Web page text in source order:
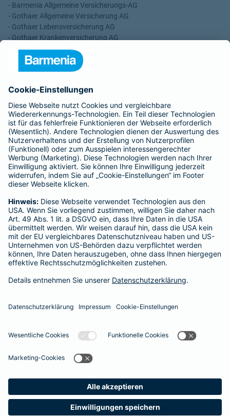
- Barmenia Allgemeine Versicherungs-AG
- Gothaer Allgemeine Versicherung AG
- Gothaer Lebensversicherung AG
- Gothaer Krankenversicherung AG
- ROLAND Rechtsschutz-Versicherungs-AG
- ROLAND Schutzbrief-Versicherung AG
Vergütungen, die in der zu entrichtenden Versicherungsprämie
enthalten sind.
Schlichtungsstellen
Für Lebens- und Sachversicherungen:
Verein Versicherungsombudsmann eV,
Postfach 080632, 10006 Berlin
Für private Krankenversicherungen:
Ombudsmann für private Kranken- / Pflege-Versicherungen,
Postfach 060222, 10052 Berlin
Impressum
Barmenia Versicherung - Siegfried Bialdyga
Mülheimer Str. 9
Tel. 0176 47032520
Datenschutz Impressum/Rechtshinweise
Barrierefreiheit
Datenschutz-Einstellungen
Einfach. Menschlich.